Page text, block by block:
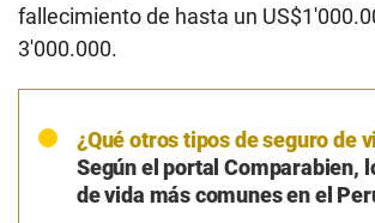
fallecimiento de hasta un
3′000.000.
¿Qué otros tipos de seguro de
Según el portal Comparabien,
de vida más comunes en el